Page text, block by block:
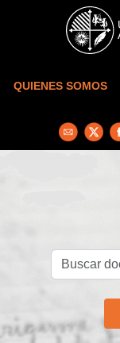
Skip to main content
QUIENES SOMOS